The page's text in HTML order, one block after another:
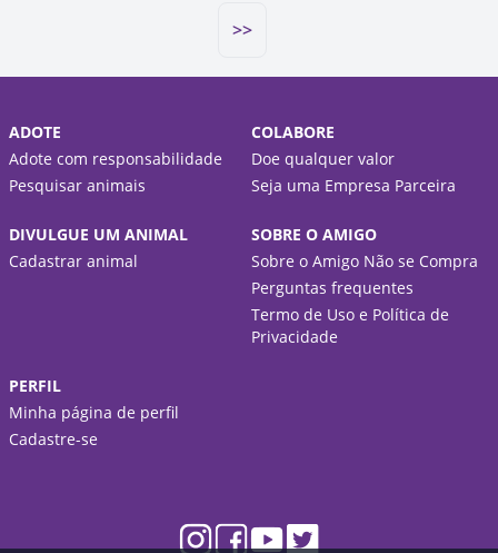
>>
ADOTE
Adote com responsabilidade
Pesquisar animais
COLABORE
Doe qualquer valor
Seja uma Empresa Parceira
DIVULGUE UM ANIMAL
Cadastrar animal
SOBRE O AMIGO
Sobre o Amigo Não se Compra
Perguntas frequentes
Termo de Uso e Política de
Privacidade
PERFIL
Minha página de perfil
Cadastre-se